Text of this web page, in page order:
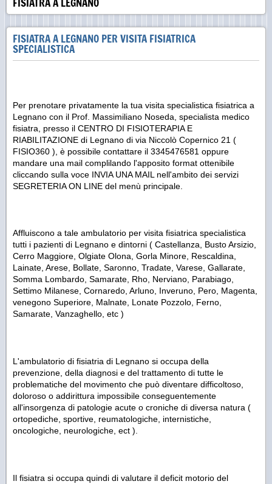
FISIATRA A LEGNANO PER VISITA FISIATRICA
SPECIALISTICA
Per prenotare privatamente la tua visita specialistica fisiatrica a
Legnano con il Prof. Massimiliano Noseda, specialista medico
fisiatra, presso il CENTRO DI FISIOTERAPIA E
RIABILITAZIONE di Legnano di via Niccolò Copernico 21 (
FISIO360 ), è possibile contattare il 3345476581 oppure
mandare una mail complilando l'apposito format ottenibile
cliccando sulla voce INVIA UNA MAIL nell'ambito dei servizi
SEGRETERIA ON LINE del menù principale.
Affluiscono a tale ambulatorio per visita fisiatrica specialistica
tutti i pazienti di Legnano e dintorni ( Castellanza, Busto Arsizio,
Cerro Maggiore, Olgiate Olona, Gorla Minore, Rescaldina,
Lainate, Arese, Bollate, Saronno, Tradate, Varese, Gallarate,
Somma Lombardo, Samarate, Rho, Nerviano, Parabiago,
Settimo Milanese, Cornaredo, Arluno, Inveruno, Pero, Magenta,
venegono Superiore, Malnate, Lonate Pozzolo, Ferno,
Samarate, Vanzaghello, etc )
L'ambulatorio di fisiatria di Legnano si occupa della
prevenzione, della diagnosi e del trattamento di tutte le
problematiche del movimento che può diventare difficoltoso,
doloroso o addirittura impossibile conseguentemente
all'insorgenza di patologie acute o croniche di diversa natura (
ortopediche, sportive, reumatologiche, internistiche,
oncologiche, neurologiche, ect ).
Il fisiatra si occupa quindi di valutare il deficit motorio del